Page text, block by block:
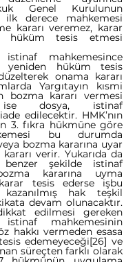
Genel Kurulunun
ilk derece mahkemesi
kararı veremez, karar
hüküm tesis etmesi
istinaf mahkemesince
yeniden hüküm tesis
onama kararı
Yargıtayın kısmi
bozma kararı vermesi
ise dosya, istinaf
edilecektir. HMK’nın
3. fıkra hükmüne göre
bu durumda
bozma kararına uyar
verir. Yukarıda da
benzer şekilde istinaf
kararına uyma
tesis ederse işbu
hak teşkil
devam olunacaktır.
edilmesi gereken
mahkemesinin
hakkı vermeden esasa
edemeyeceği[26] ve
süreçten farklı olarak